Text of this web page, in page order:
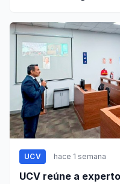
UCV hace 1 semana
UCV reúne a